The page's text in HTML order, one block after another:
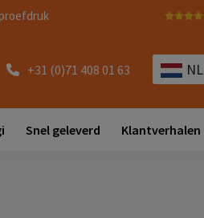
+31 (0)71 408 01 63 NL
Snel geleverd Klantverhalen